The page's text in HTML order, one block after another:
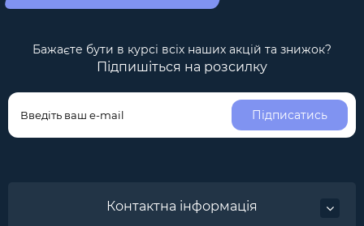
Бажаєте бути в курсі всіх наших акцій та знижок?
Підпишіться на розсилку
Підписатись
Контактна інформація